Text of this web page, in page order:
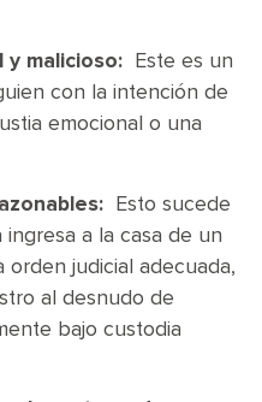
y malicioso:
Este es un
con la intención de
emocional o una
Esto sucede
a la casa de un
judicial adecuada,
al desnudo de
bajo custodia